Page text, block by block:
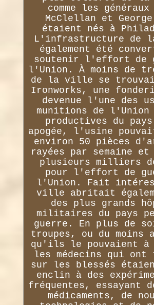
comme les généraux
McClellan et George
étaient nés à
L'infrastructure de
également été
soutenir l'effort de
l'Union. À moins de
de la ville se
Ironworks, une
devenue l'une des
munitions de
productives du
apogée, l'usine
environ 50 pièces
rayées par semaine
plusieurs milliers
pour l'effort de
l'Union. Fait
ville abritait
des plus grands
militaires du pays
guerre. En plus de
troupes, ou du moins
qu'ils le pouvaient à
les médecins qui
sur les blessés
enclin à des
fréquentes, essayant
médicaments, de